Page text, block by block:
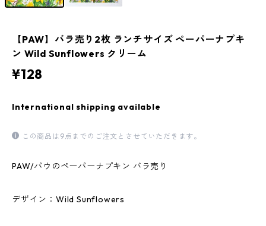
【PAW】バラ売り2枚 ランチサイズ ペーパーナプキ
ン Wild Sunflowers クリーム
¥128
International shipping available
この商品は9点までのご注文とさせていただきます。
PAW/パウのペーパーナプキン バラ売り
デザイン：Wild Sunflowers